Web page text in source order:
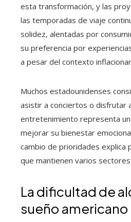
esta transformación, y las
las temporadas de viaje
solidez, alentadas por
su preferencia por
a pesar del contexto
Muchos estadounidenses
asistir a conciertos o disfrutar
entretenimiento representa
mejorar su bienestar
cambio de prioridades explica
que mantienen varios
La dificultad de
sueño americano